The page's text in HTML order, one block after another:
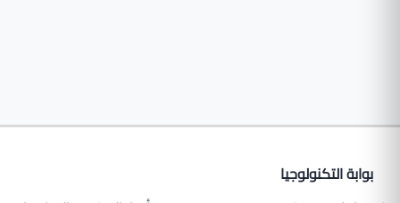
بوابة التكنولوجيا